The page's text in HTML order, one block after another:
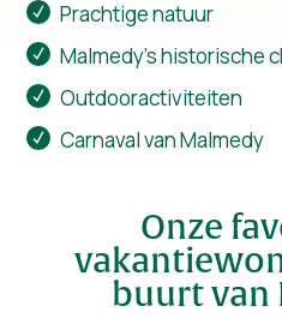
Prachtige natuur
Malmedy’s historische
Outdooractiviteiten
Carnaval van Malmedy
Onze
buurt van